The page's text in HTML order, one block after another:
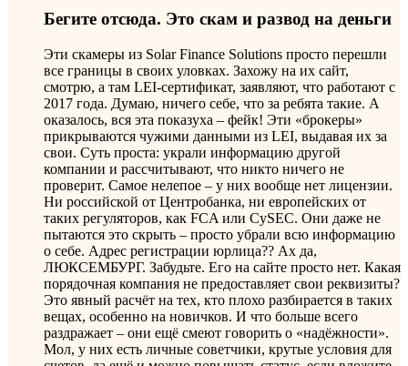
Бегите отсюда. Это скам и развод на деньги
Эти скамеры из Solar Finance Solutions просто перешли
все границы в своих уловках. Захожу на их сайт,
смотрю, а там LEI-сертификат, заявляют, что работают с
2017 года. Думаю, ничего себе, что за ребята такие. А
оказалось, вся эта показуха – фейк! Эти «брокеры»
прикрываются чужими данными из LEI, выдавая их за
свои. Суть проста: украли информацию другой
компании и рассчитывают, что никто ничего не
проверит. Самое нелепое – у них вообще нет лицензии.
Ни российской от Центробанка, ни европейских от
таких регуляторов, как FCA или CySEC. Они даже не
пытаются это скрыть – просто убрали всю информацию
о себе. Адрес регистрации юрлица?? Ах да,
ЛЮКСЕМБУРГ. Забудьте. Его на сайте просто нет. Какая
порядочная компания не предоставляет свои реквизиты?
Это явный расчёт на тех, кто плохо разбирается в таких
вещах, особенно на новичков. И что больше всего
раздражает – они ещё смеют говорить о «надёжности».
Мол, у них есть личные советчики, крутые условия для